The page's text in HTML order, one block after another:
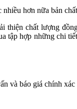
hơn nữa bản
thiện chất lượng
tập hợp những chi
và báo giá chính